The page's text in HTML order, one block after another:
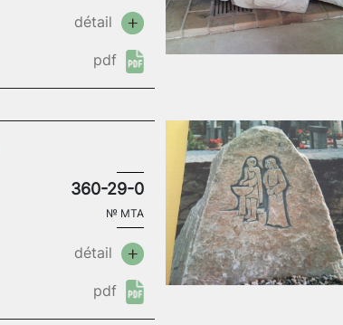
détail
pdf
360-29-0
№ MTA
détail
pdf